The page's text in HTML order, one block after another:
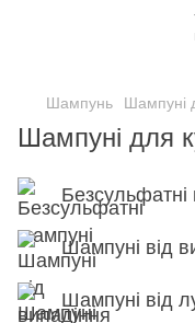
Шампунь Шампуні
Шампуні для
Безсульфатні
Шампуні від
Шампуні від